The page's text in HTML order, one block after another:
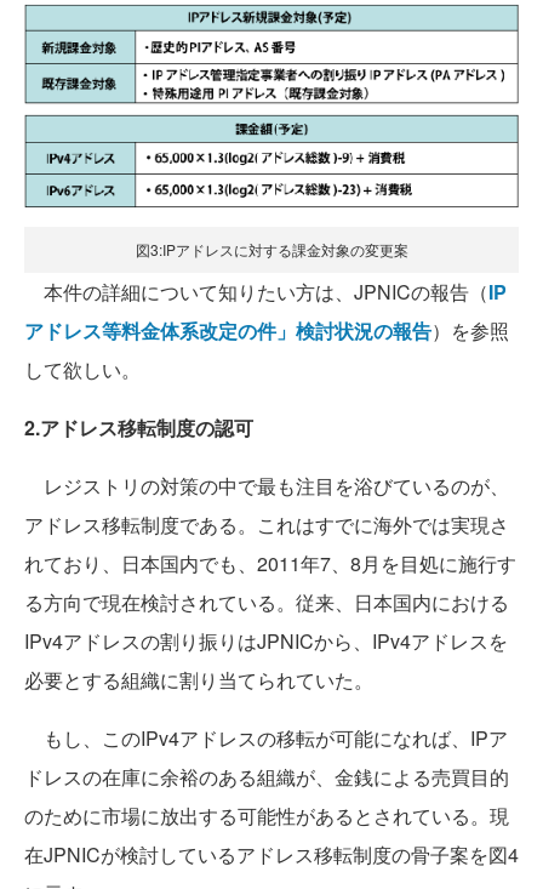
図3:IPアドレスに対する課金対象の変更案
本件の詳細について知りたい方は、JPNICの報告（IP
アドレス等料金体系改定の件」検討状況の報告）を参照
して欲しい。
2.アドレス移転制度の認可
レジストリの対策の中で最も注目を浴びているのが、
アドレス移転制度である。これはすでに海外では実現さ
れており、日本国内でも、2011年7、8月を目処に施行す
る方向で現在検討されている。従来、日本国内における
IPv4アドレスの割り振りはJPNICから、IPv4アドレスを
必要とする組織に割り当てられていた。
もし、このIPv4アドレスの移転が可能になれば、IPア
ドレスの在庫に余裕のある組織が、金銭による売買目的
のために市場に放出する可能性があるとされている。現
在JPNICが検討しているアドレス移転制度の骨子案を図4